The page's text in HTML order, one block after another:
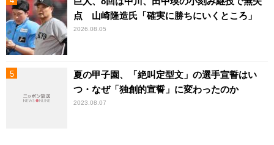
点 山崎隆造氏「確実に勝ちにいくところ」
2026.08.05
夏の甲子園、「絶叫定型文」の選手宣誓はい
つ・なぜ「独創的宣誓」に変わったのか
2023.08.07